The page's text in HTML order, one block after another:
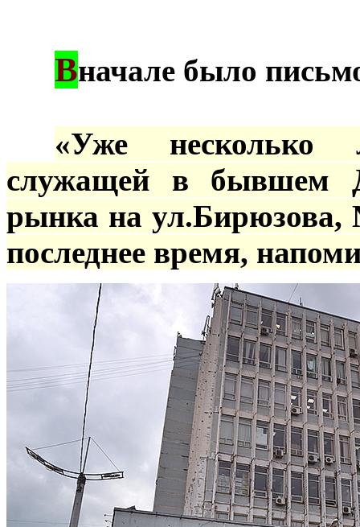
Вначале было
«Уже несколько
служащей в бывшем
рынка на ул.Бирюзова,
последнее время,